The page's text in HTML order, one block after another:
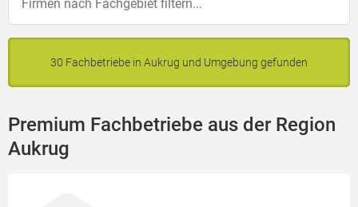
30 Fachbetriebe in Aukrug und Umgebung gefunden
Premium Fachbetriebe aus der Region
Aukrug